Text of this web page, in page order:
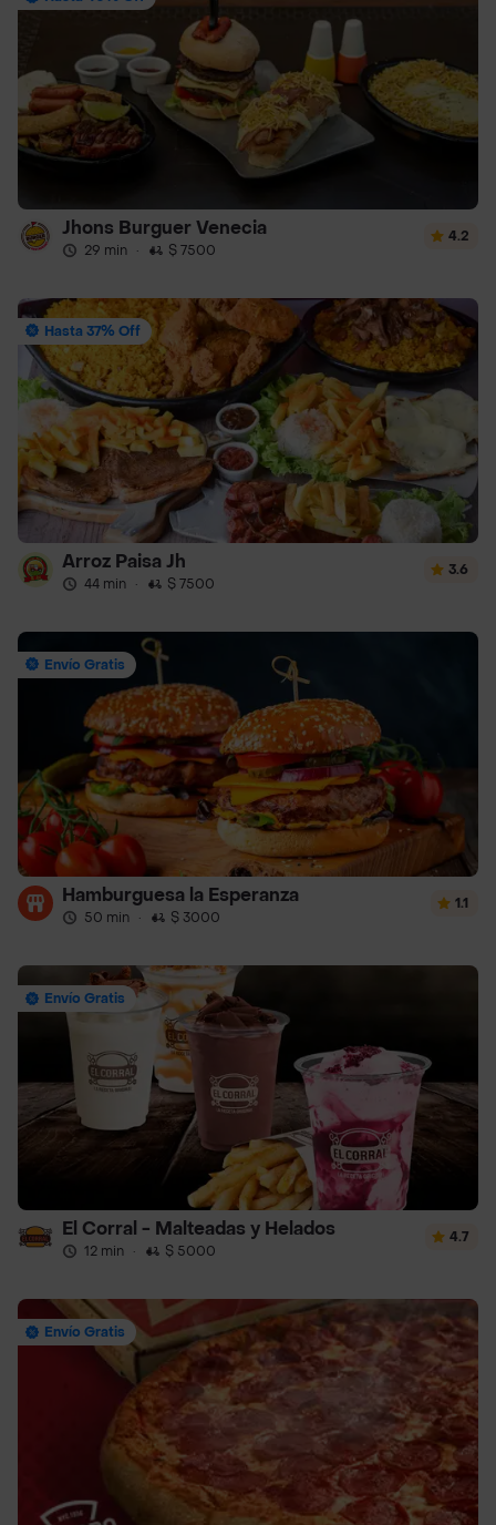
Jhons Burguer Venecia
29 min · $ 7500
4.2
Hasta 37% Off
Arroz Paisa Jh
44 min · $ 7500
3.6
Envío Gratis
Hamburguesa la Esperanza
50 min · $ 3000
1.1
Envío Gratis
El Corral - Malteadas y Helados
12 min · $ 5000
4.7
Envío Gratis